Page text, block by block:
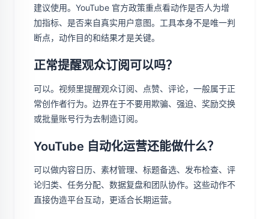
建议使用。YouTube 官方政策重点看动作是否人为增
加指标、是否来自真实用户意图。工具本身不是唯一判
断点，动作目的和结果才是关键。
正常提醒观众订阅可以吗？
可以。视频里提醒观众订阅、点赞、评论，一般属于正
常创作者行为。边界在于不要用欺骗、强迫、奖励交换
或批量账号行为去制造订阅。
YouTube 自动化运营还能做什么？
可以做内容日历、素材管理、标题备选、发布检查、评
论归类、任务分配、数据复盘和团队协作。这些动作不
直接伪造平台互动，更适合长期运营。